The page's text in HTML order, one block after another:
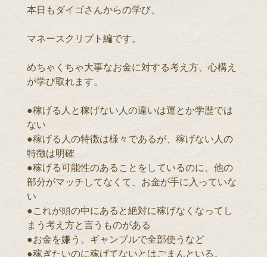
本日もダイゴさんからの学び、
マネースクリプト編です。
めちゃくちゃ大事なお金に対する考え方、心構え
が学び取れます。
●稼げる人と稼げない人の違いは運とか学歴では
ない
●稼げる人の特徴は様々であるが、稼げない人の
特徴は明確
●稼げる可能性のあることをしているのに、他の
部分がマッチしてなくて、お金が手に入っていな
い
●これが頭の中にあると絶対に稼げなくなってし
まう考え方と言うものがある
●お金を嫌う。ギャンブルで全部使うなど
●稼ぎたいのに稼げてないとはごまんといる。